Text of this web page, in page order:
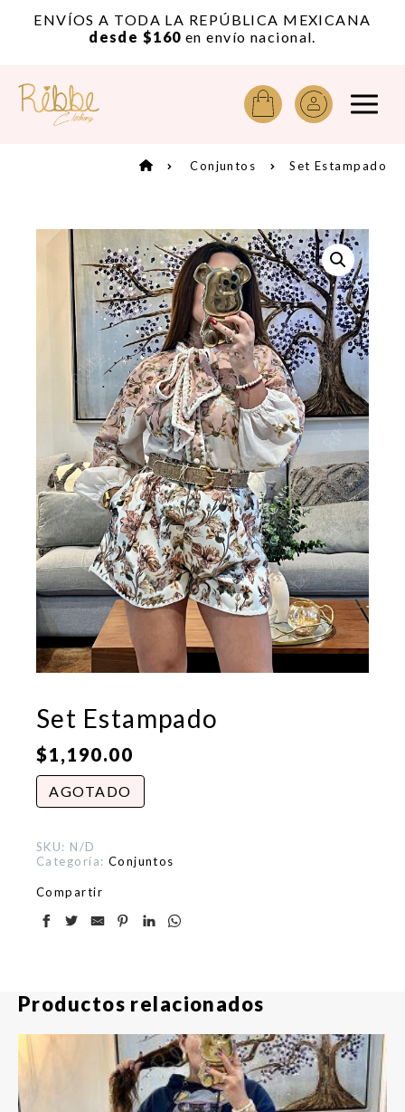
ENVÍOS A TODA LA REPÚBLICA MEXICANA
desde $160 en envío nacional.
Conjuntos Set Estampado
Set Estampado
$1,190.00
AGOTADO
SKU: N/D
Categoría: Conjuntos
Compartir
Productos relacionados